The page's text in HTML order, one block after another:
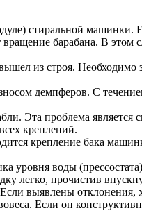
стиральной машинки.
барабана. В
из строя.
демпферов. С
Эта проблема является
креплений.
крепление бака
уровня воды
легко, прочистив
выявлены отклонения,
Если он